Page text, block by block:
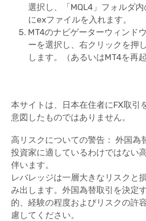
選択し、「MQL4」フォルダ
にexファイルを入れます。
MT4のナビゲーターウィンド
ーを選択し、右クリックを押
します。（あるいはMT4を再
本サイトは、日本在住者にFX取引
意図したものではありません。
高リスクについての警告： 外国為
投資家に適しているわけではない
伴います。
レバレッジは一層大きなリスクと
み出します。外国為替取引を決定
的、経験の程度およびリスクの許
慮してください。